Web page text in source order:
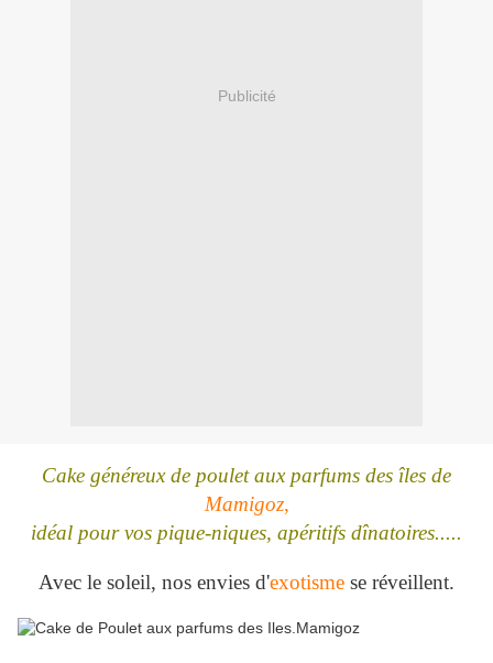
Publicité
Cake généreux de poulet aux parfums des îles de
Mamigoz,
idéal pour vos pique-niques, apéritifs dînatoires.....
Avec le soleil, nos envies d'exotisme se réveillent.